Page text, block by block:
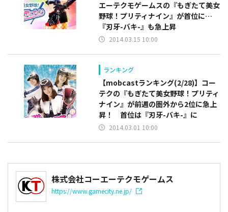
エーテクモゲームスの『もぎたて美女
野球！プリティナイン』が首位に…
『刃牙-バキ-』も急上昇
2014.03.15 10:00
ランキング
【mobcastランキング(2/28)】コー
テクの『もぎたて美女野球！プリティ
ナイン』が前週の圏外から2位に急上
昇！ 首位は『刃牙-バキ-』に
2014.03.01 10:00
株式会社コーエーテクモゲームス
https://www.gamecity.ne.jp/